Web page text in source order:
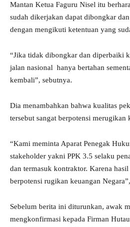
Mantan Ketua Faguru Nisel itu
sudah dikerjakan dapat dibongkar
dengan mengikuti ketentuan yang
“Jika tidak dibongkar dan diperbaiki
jalan nasional hanya bertahan
kembali”, sebutnya.
Dia menambahkan bahwa kualitas
tersebut sangat berpotensi merugikan
“Kami meminta Aparat Penegak
stakeholder yakni PPK 3.5 selaku
dan termasuk kontraktor. Karena
berpotensi rugikan keuangan
Sebelum berita ini diturunkan, awak
mengkonfirmasi kepada Firman